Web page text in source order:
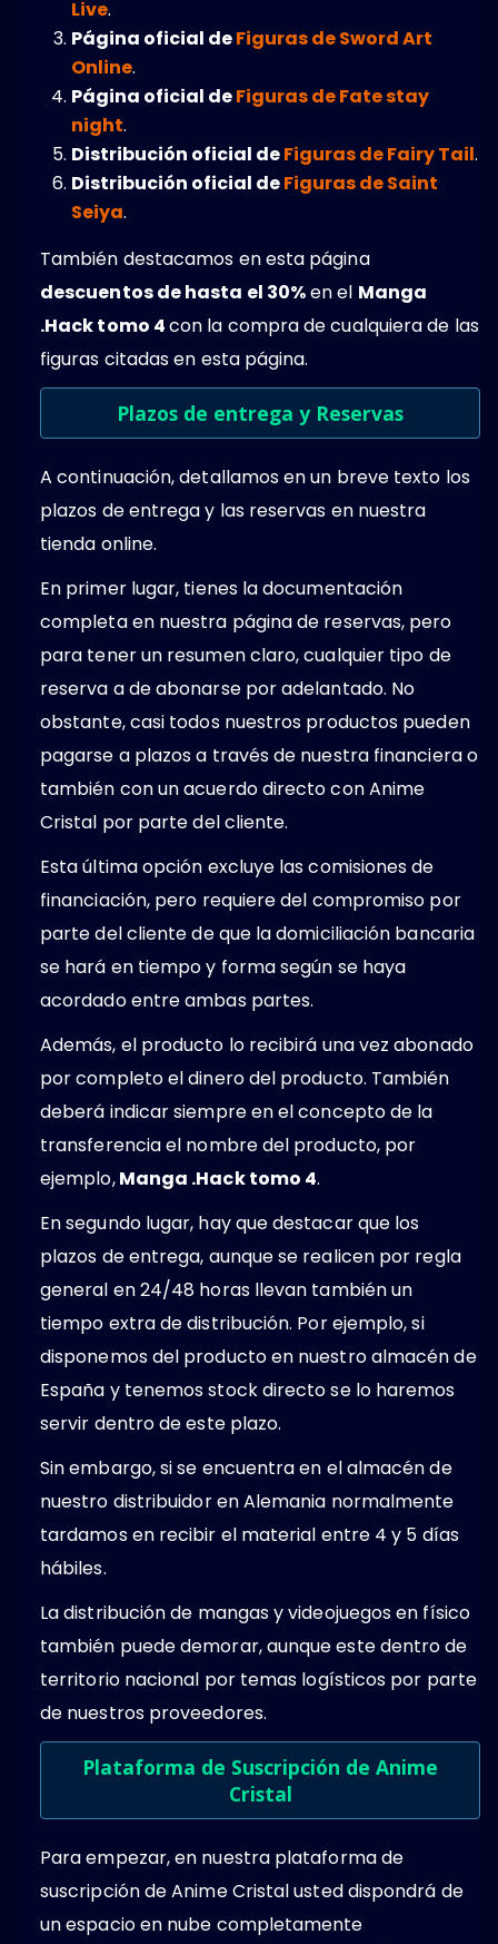
Live.
Página oficial deFiguras de Sword Art
Online.
Página oficial deFiguras de Fate stay
night.
Distribución oficial deFiguras de Fairy Tail.
Distribución oficial deFiguras de Saint
Seiya.
También destacamos en esta página
descuentos de hasta el 30%en el Manga
.Hack tomo 4con la compra de cualquiera de las
figuras citadas en esta página.
Plazos de entrega y Reservas
A continuación, detallamos en un breve texto los
plazos de entrega y las reservas en nuestra
tienda online.
En primer lugar, tienes la documentación
completa en nuestra página de reservas, pero
para tener un resumen claro, cualquier tipo de
reserva a de abonarse por adelantado. No
obstante, casi todos nuestros productos pueden
pagarse a plazos a través de nuestra financiera o
también con un acuerdo directo con Anime
Cristal por parte del cliente.
Esta última opción excluye las comisiones de
financiación, pero requiere del compromiso por
parte del cliente de que la domiciliación bancaria
se hará en tiempo y forma según se haya
acordado entre ambas partes.
Además, el producto lo recibirá una vez abonado
por completo el dinero del producto. También
deberá indicar siempre en el concepto de la
transferencia el nombre del producto, por
ejemplo,Manga .Hack tomo 4.
En segundo lugar, hay que destacar que los
plazos de entrega, aunque se realicen por regla
general en 24/48 horas llevan también un
tiempo extra de distribución. Por ejemplo, si
disponemos del producto en nuestro almacén de
España y tenemos stock directo se lo haremos
servir dentro de este plazo.
Sin embargo, si se encuentra en el almacén de
nuestro distribuidor en Alemania normalmente
tardamos en recibir el material entre 4 y 5 días
hábiles.
La distribución de mangas y videojuegos en físico
también puede demorar, aunque este dentro de
territorio nacional por temas logísticos por parte
de nuestros proveedores.
Plataforma de Suscripción de Anime
Cristal
Para empezar, en nuestra plataforma de
suscripción de Anime Cristal usted dispondrá de
un espacio en nube completamente